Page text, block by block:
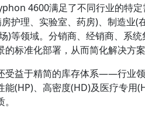
4600满足了不同行业的特
护理、实验室、药房)、制造业
)等领域。分销商、经销商、系
标准化部署，从而简化解决方案
受益于精简的库存体系——行业
能(HP)、高密度(HD)及医疗专用